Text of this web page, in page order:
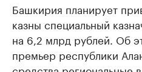
Башкирия планирует
казны специальный
на 6,2 млрд рублей. Об
премьер республики